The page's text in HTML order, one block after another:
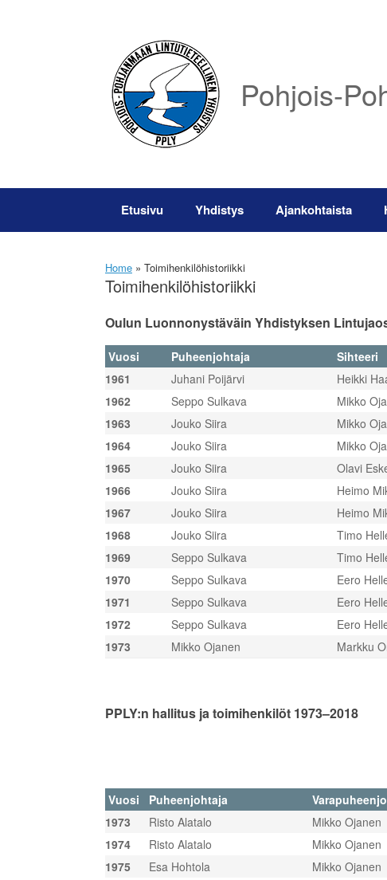
Pohjois-
Etusivu Yhdistys Ajankohtaista
Home » Toimihenkilöhistoriikki
Toimihenkilöhistoriikki
Oulun Luonnonystäväin Yhdistyksen
Vuosi Puheenjohtaja
Sihteeri
1961
Juhani Poijärvi
Heikki
1962
Seppo Sulkava
Mikko
1963
Jouko Siira
Mikko
1964
Jouko Siira
Mikko
1965
Jouko Siira
Olavi
1966
Jouko Siira
Heimo
1967
Jouko Siira
Heimo
1968
Jouko Siira
Timo
1969
Seppo Sulkava
Timo
1970
Seppo Sulkava
Eero
1971
Seppo Sulkava
Eero
1972
Seppo Sulkava
Eero
1973
Mikko Ojanen Markku
PPLY:n hallitus ja toimihenkilöt 1973–2018
Vuosi Puheenjohtaja
1973
Risto Alatalo Mikko Ojanen
1974
Risto Alatalo Mikko Ojanen
1975
Esa Hohtola Mikko Ojanen